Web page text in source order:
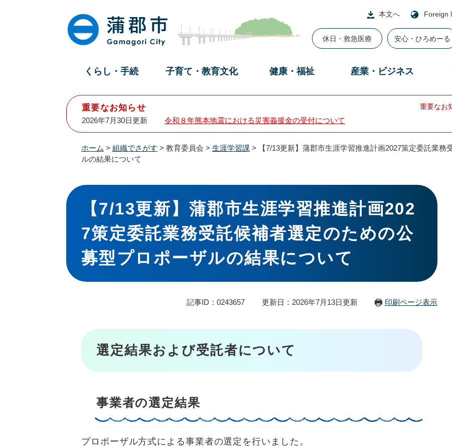
本文へ Foreign
休日・救急医療 安心・ひろめーる
くらし・手続 子育て・教育文化 健康・福祉 産業・ビジネス
重要なお知らせ
2026年7月30日更新 令和８年熊本地震における災害義援金の受付について
重要なお
ホーム > 組織でさがす > 教育委員会 > 生涯学習課 >
【7/13更新】蒲郡市生涯学習推進計画2027策定委託業
ルの結果について
本
文
【7/13更新】蒲郡市生涯学習推進計画202
7策定委託業務受託候補者選定のための公
募型プロポーザルの結果について
記事ID：0243657 更新日：2026年7月13日更新 印刷ページ表示
選定結果および受託者について
事業者の選定結果
プロポーザル方式による事業者の選定を行いました。